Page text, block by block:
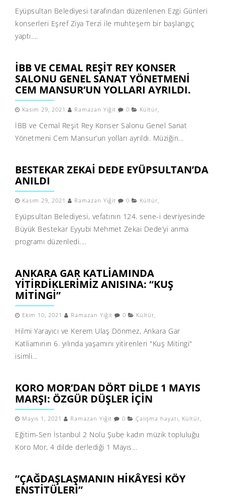
Eyüpsultan Belediyesi tarafından düzenlenen Ezgi Günleri
konserleri Eşref Ziya Terzi ile muhteşem bir başlangıç
yaptı....
İBB VE CEMAL REŞIT REY KONSER
SALONU GENEL SANAT YÖNETMENI
CEM MANSUR’UN YOLLARI AYRILDI.
Kasım 29, 2021 Ramazan Yiğit 0 Kültür,
İBB ve Cemal Reşit Rey Konser Salonu Genel Sanat
Yönetmeni Cem Mansur’un yolları ayrıldı. Müziğin...
BESTEKAR ZEKAI DEDE EYÜPSULTAN’DA
ANILDI
Kasım 29, 2021 Ramazan Yiğit 0 Kültür,
Eyüpsultan Belediyesi, vefatının 124. sene-i devriyesinde
Büyük Bestekar Eyyubi Mehmet Zekai Dede’yi anma
programı düzenledi....
ANKARA GAR KATLIAMINDA
YITIRDIKLERIMIZ ANISINA: “KUŞ
MITINGI”
Ekim 10, 2021 Ramazan Yiğit 0 Kültür,
Hilmi Yarayıcı ve Kerem Ulaş Dönmez, Ankara Gar
Katliamının 6. yılında yaşamını yitirenleri "Kuş Mitingi"
isimli...
KORO MOR’DAN DÖRT DILDE 1 MAYIS
MARŞI: ÖZGÜR DÜŞLER IÇIN
Mayıs 1, 2021 Ramazan Yiğit 0 Çalışma hayatı, Kültür,
Eğitim-Sen İstanbul 2 Nolu Şube kadın müzik topluluğu
Koro Mor, 4 dilde derlediği 1 Mayıs...
”ÇAĞDAŞLAŞMANIN HIKÂYESI KÖY
ENSTITÜLERI”